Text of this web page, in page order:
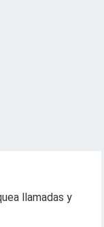
llamadas y